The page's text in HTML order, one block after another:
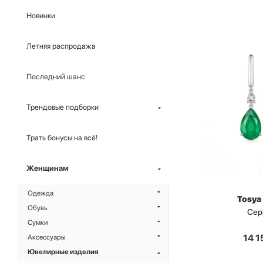
14
Новинки
Летняя распродажа
Последний шанс
Трендовые подборки
Трать бонусы на всё!
Женщинам
Одежда
Обувь
Сумки
Аксессуары
Ювелирные изделия